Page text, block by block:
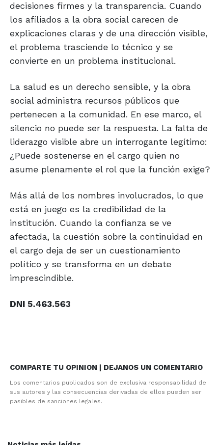
decisiones firmes y la transparencia. Cuando
los afiliados a la obra social carecen de
explicaciones claras y de una dirección visible,
el problema trasciende lo técnico y se
convierte en un problema institucional.
La salud es un derecho sensible, y la obra
social administra recursos públicos que
pertenecen a la comunidad. En ese marco, el
silencio no puede ser la respuesta. La falta de
liderazgo visible abre un interrogante legítimo:
¿Puede sostenerse en el cargo quien no
asume plenamente el rol que la función exige?
Más allá de los nombres involucrados, lo que
está en juego es la credibilidad de la
institución. Cuando la confianza se ve
afectada, la cuestión sobre la continuidad en
el cargo deja de ser un cuestionamiento
político y se transforma en un debate
imprescindible.
DNI 5.463.563
COMPARTE TU OPINION | DEJANOS UN COMENTARIO
Los comentarios publicados son de exclusiva responsabilidad de
sus autores y las consecuencias derivadas de ellos pueden ser
pasibles de sanciones legales.